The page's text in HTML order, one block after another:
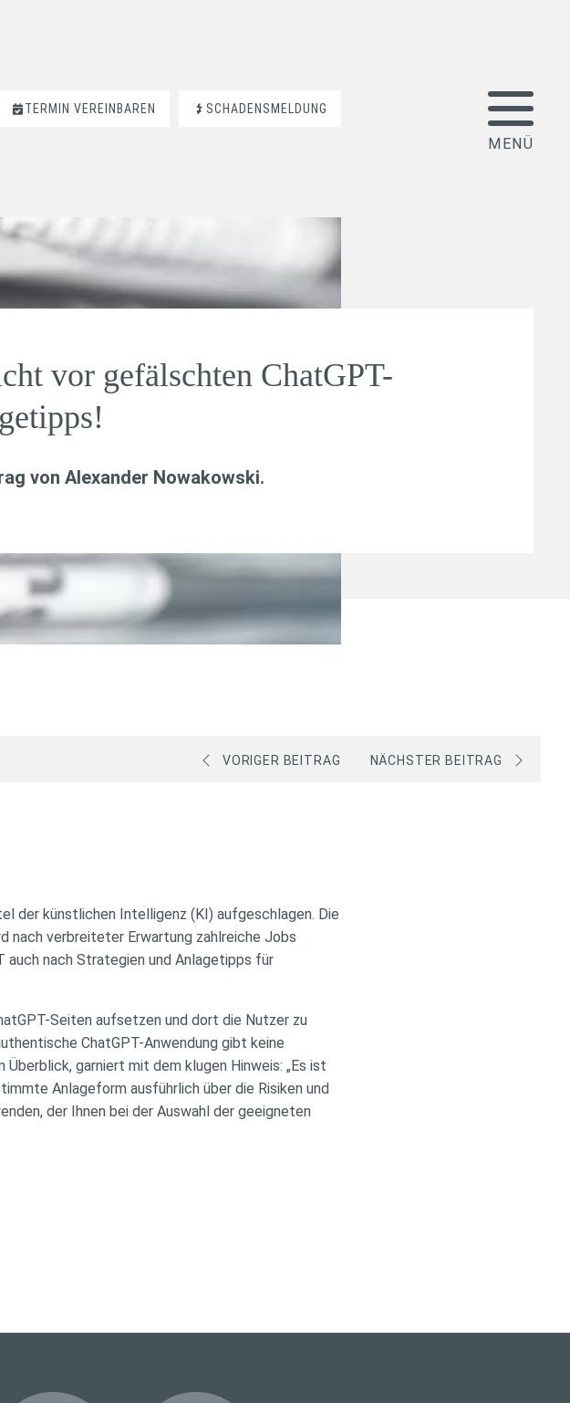
TERMIN VEREINBAREN SCHADENSMELDUNG
vor gefälschten ChatGPT-
von Alexander Nowakowski.
VORIGER BEITRAG NÄCHSTER BEITRAG
der künstlichen Intelligenz (KI) aufgeschlagen. Die
nach verbreiteter Erwartung zahlreiche Jobs
auch nach Strategien und Anlagetipps für
Seiten aufsetzen und dort die Nutzer zu
ChatGPT-Anwendung gibt keine
garniert mit dem klugen Hinweis: „Es ist
Anlageform ausführlich über die Risiken und
der Ihnen bei der Auswahl der geeigneten